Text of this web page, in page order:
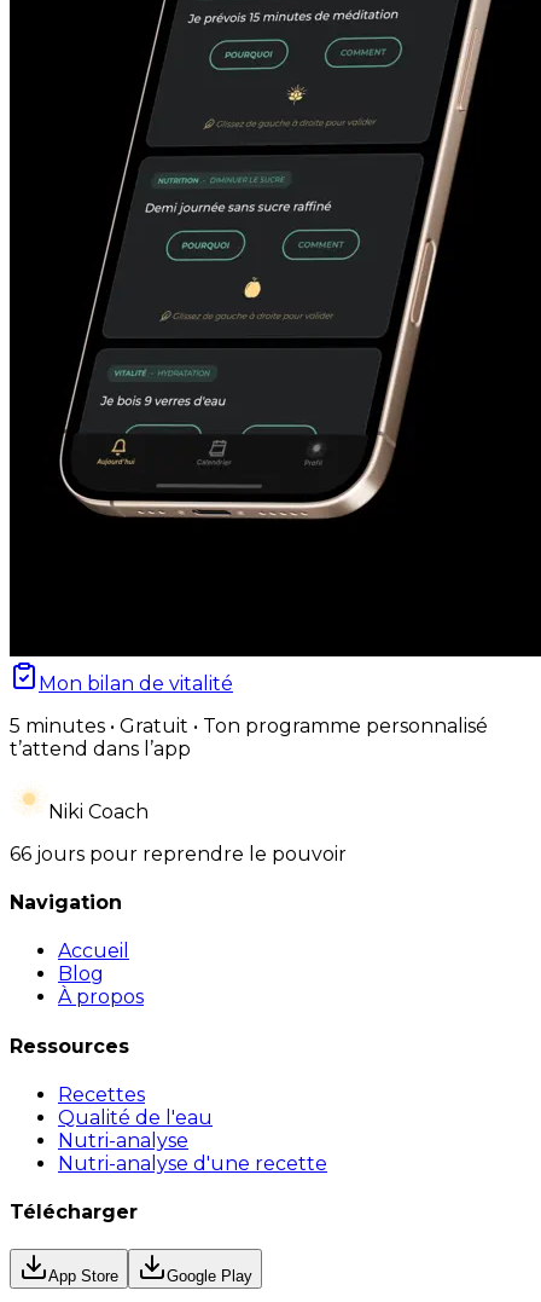
Mon bilan de vitalité
5 minutes • Gratuit • Ton programme personnalisé
t’attend dans l’app
Niki Coach
66 jours pour reprendre le pouvoir
Navigation
Accueil
Blog
À propos
Ressources
Recettes
Qualité de l'eau
Nutri-analyse
Nutri-analyse d'une recette
Télécharger
App Store Google Play